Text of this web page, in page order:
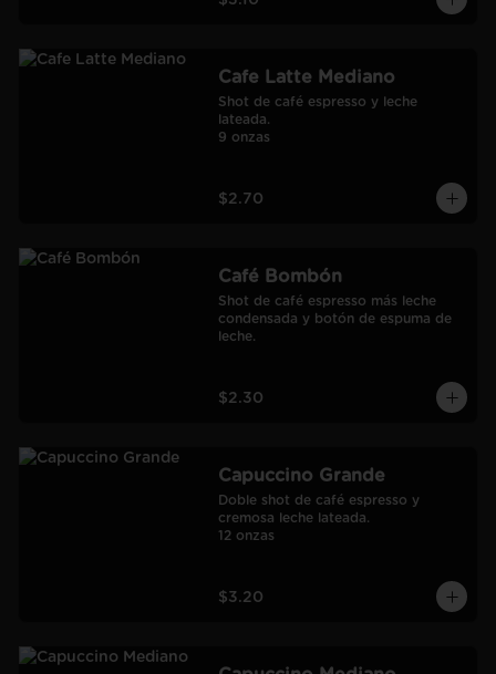
Cafe Latte Mediano
Shot de café espresso y leche
lateada.
9 onzas
$2.70
Café Bombón
Shot de café espresso más leche
condensada y botón de espuma de
leche.
$2.30
Capuccino Grande
Doble shot de café espresso y
cremosa leche lateada.
12 onzas
$3.20